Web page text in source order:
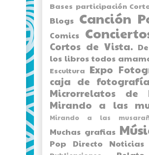
Bases participación
Blogs Canción
Comics
Cortos de Vista.
los libros todos
Escultura Expo
caja de
Microrrelatos de
Mirando a las
Mirando a las
Muchas grafias
Pop Directo Noticias